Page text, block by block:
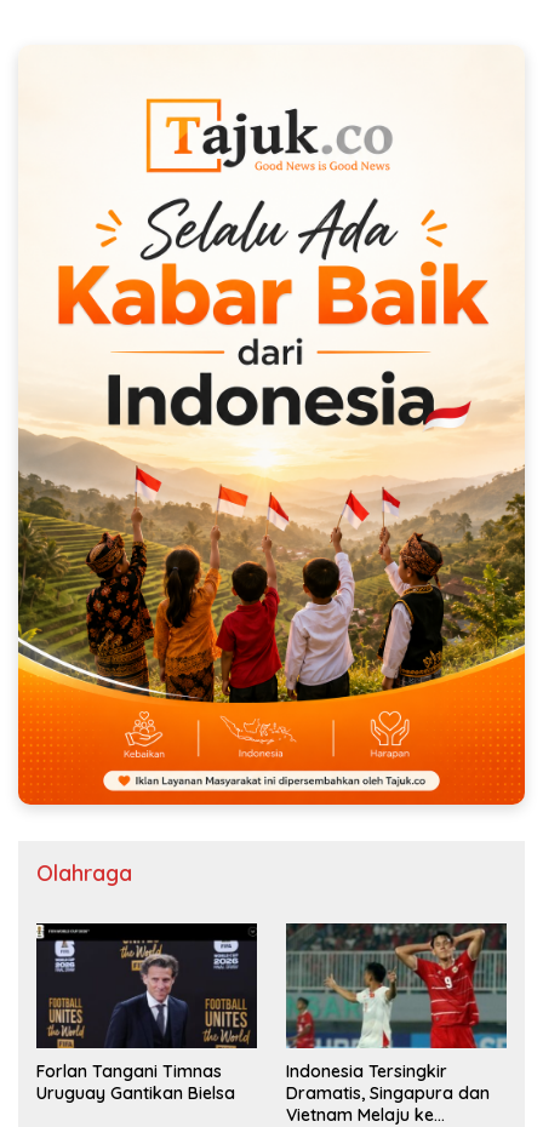
Olahraga
Forlan Tangani Timnas
Uruguay Gantikan Bielsa
Indonesia Tersingkir
Dramatis, Singapura dan
Vietnam Melaju ke